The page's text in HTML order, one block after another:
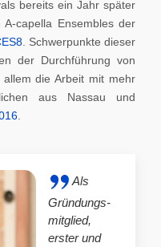
bereits ein Jahr später
capella Ensembles der
. Schwerpunkte dieser
der Durchführung von
die Arbeit mit mehr
aus Nassau und
Als
Gründungs-
mitglied,
erster und